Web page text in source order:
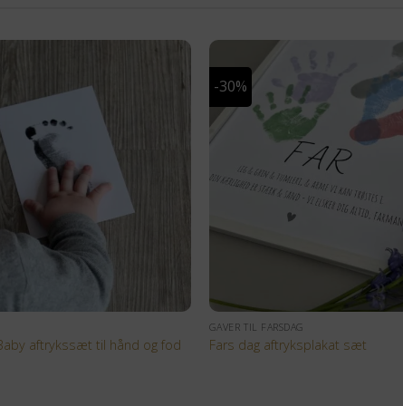
aftrykssæt til hånd og fod
-30%
GAVER TIL FARSDAG
Fars dag aftryksplakat sæt